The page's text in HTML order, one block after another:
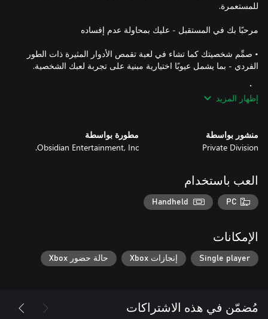
• صمِّم شخصيتك كما تشاء في لعبة تقمص الأدوار المثيرة ذات الطور
• قُد طاقمًا من الرفقاء المسلحين بقدرات فريدة والذين لديهم مهماتهم
والمواقع المختلفة الأخرى في مستعمرة "هالكيون".
إظهار المزيد
منشور بواسطة
Private Division
مطورة بواسطة
Obsidian Entertainment, Inc.
العب باستخدام
PC
Handheld
الإمكانات
Single player إنجازات Xbox حالة حضور Xbox
مُضمّن في هذه الاشتراكات